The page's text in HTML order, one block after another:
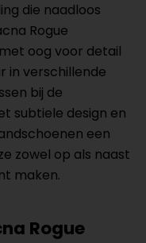
die naadloos
Rogue
oog voor detail
in verschillende
bij de
subtiele design en
een
zowel op als naast
maken.
Rogue